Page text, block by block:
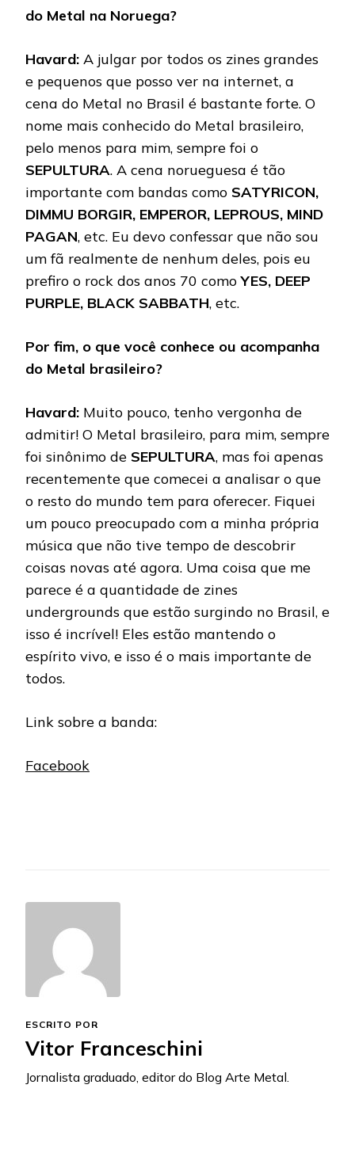
do Metal na Noruega?
Havard: A julgar por todos os zines grandes
e pequenos que posso ver na internet, a
cena do Metal no Brasil é bastante forte. O
nome mais conhecido do Metal brasileiro,
pelo menos para mim, sempre foi o
SEPULTURA. A cena norueguesa é tão
importante com bandas como SATYRICON,
DIMMU BORGIR, EMPEROR, LEPROUS, MIND
PAGAN, etc. Eu devo confessar que não sou
um fã realmente de nenhum deles, pois eu
prefiro o rock dos anos 70 comoYES, DEEP
PURPLE, BLACK SABBATH, etc.
Por fim, o que você conhece ou acompanha
do Metal brasileiro?
Havard: Muito pouco, tenho vergonha de
admitir! O Metal brasileiro, para mim, sempre
foi sinônimo de SEPULTURA, mas foi apenas
recentemente que comecei a analisar o que
o resto do mundo tem para oferecer. Fiquei
um pouco preocupado com a minha própria
música que não tive tempo de descobrir
coisas novas até agora. Uma coisa que me
parece é a quantidade de zines
undergrounds que estão surgindo no Brasil, e
isso é incrível! Eles estão mantendo o
espírito vivo, e isso é o mais importante de
todos.
Link sobre a banda:
Facebook
ESCRITO POR
Vitor Franceschini
Jornalista graduado, editor do Blog Arte Metal.